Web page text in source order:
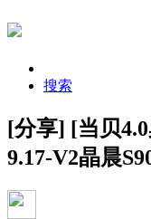
搜索
[分享] [当贝
9.17-V2晶晨